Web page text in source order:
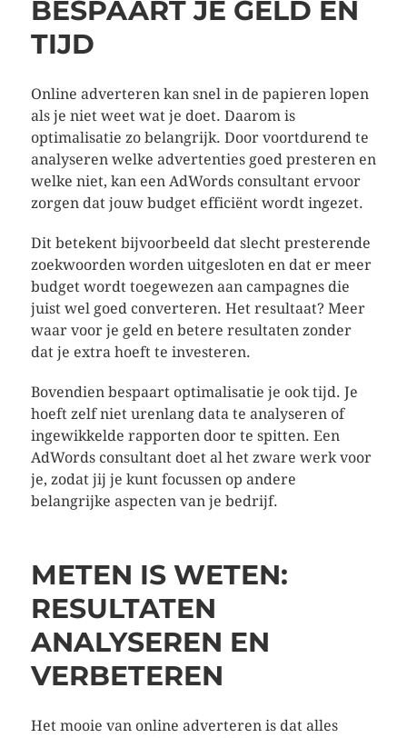
BESPAART JE GELD ÉN
TIJD
Online adverteren kan snel in de papieren lopen
als je niet weet wat je doet. Daarom is
optimalisatie zo belangrijk. Door voortdurend te
analyseren welke advertenties goed presteren en
welke niet, kan een AdWords consultant ervoor
zorgen dat jouw budget efficiënt wordt ingezet.
Dit betekent bijvoorbeeld dat slecht presterende
zoekwoorden worden uitgesloten en dat er meer
budget wordt toegewezen aan campagnes die
juist wel goed converteren. Het resultaat? Meer
waar voor je geld en betere resultaten zonder
dat je extra hoeft te investeren.
Bovendien bespaart optimalisatie je ook tijd. Je
hoeft zelf niet urenlang data te analyseren of
ingewikkelde rapporten door te spitten. Een
AdWords consultant doet al het zware werk voor
je, zodat jij je kunt focussen op andere
belangrijke aspecten van je bedrijf.
METEN IS WETEN:
RESULTATEN
ANALYSEREN EN
VERBETEREN
Het mooie van online adverteren is dat alles